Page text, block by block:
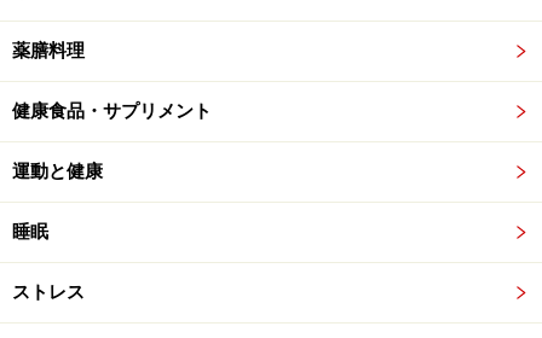
薬膳料理
健康食品・サプリメント
運動と健康
睡眠
ストレス